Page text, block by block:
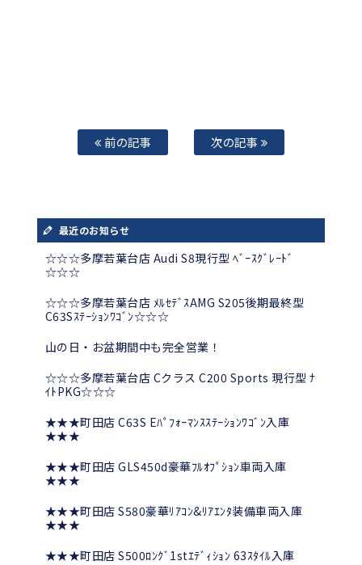
前の記事 次の記事
最近のお知らせ
☆☆☆多摩若葉台店 Audi S8現行型 ﾍﾞｰｽｸﾞﾚｰﾄﾞ
☆☆☆
☆☆☆多摩若葉台店 ﾒﾙｾﾃﾞｽAMG S205後期最終型
C63Sｽﾃｰｼｮﾝﾜｺﾞﾝ☆☆☆
山の日・お盆期間中も完全営業！
☆☆☆多摩若葉台店 Cクラス C200 Sports 現行型 ﾅ
ｲﾄPKG☆☆☆
★★★町田店 C63S Eﾊﾟﾌｫｰﾏﾝｽｽﾃｰｼｮﾝﾜｺﾞﾝ入庫
★★★
★★★町田店 GLS450d豪華ﾌﾙｵﾌﾟｼｮﾝ車両入庫
★★★
★★★町田店 S580豪華ﾘｱｺﾝ&ﾘｱｴﾝﾀ装備車両入庫
★★★
★★★町田店 S500ﾛﾝｸﾞ1stｴﾃﾞｨｼｮﾝ 63ｽﾀｲﾙ入庫